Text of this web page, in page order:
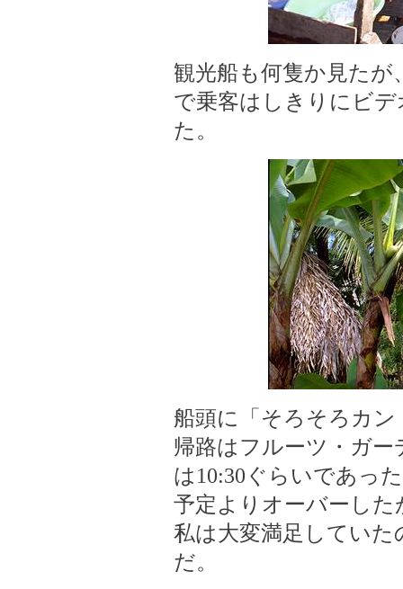
観光船も何隻か見た
で乗客はしきりにビ
た。
船頭に「そろそろカ
帰路はフルーツ・ガ
は10:30ぐらいであっ
予定よりオーバーした
私は大変満足していた
だ。